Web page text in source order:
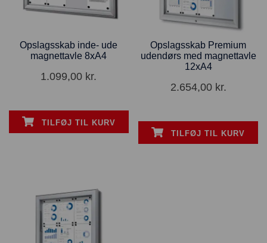
Opslagsskab inde- ude
magnettavle 8xA4
1.099,00 kr.
TILFØJ TIL KURV
Opslagsskab Premium
udendørs med magnettavle
12xA4
2.654,00 kr.
TILFØJ TIL KURV